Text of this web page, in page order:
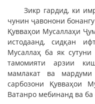
Зикр гардид, ки
чунин ҷавонони
Қувваҳои Мусаллаҳи
истодаанд, сидқан
Мусаллаҳ ба як
тамомияти арзии
мамлакат ва
сарбозони Қувваҳои
Ватанро мебинанд ва